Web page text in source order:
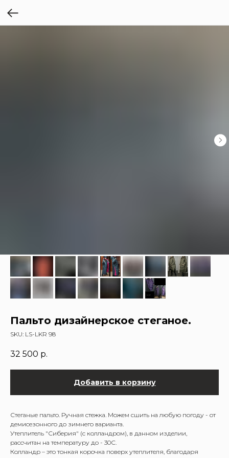
Пальто дизайнерское стеганое.
SKU: LS-LKR 98
32 500 р.
Добавить в корзину
Стеганые пальто. Ручная стежка. Можем сшить на любую погоду - от
демисезонного до зимнего варианта.
Утеплитель "Сиберия" (с колландром), в данном изделии,
рассчитан на температуру до - 30С.
Колландр – это тонкая корочка поверх утеплителя, благодаря